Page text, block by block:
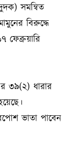
সমন্বিত
বিরুদ্ধে
ফেব্রুয়ারি
৩৯(২) ধারার
ভাতা পাবেন